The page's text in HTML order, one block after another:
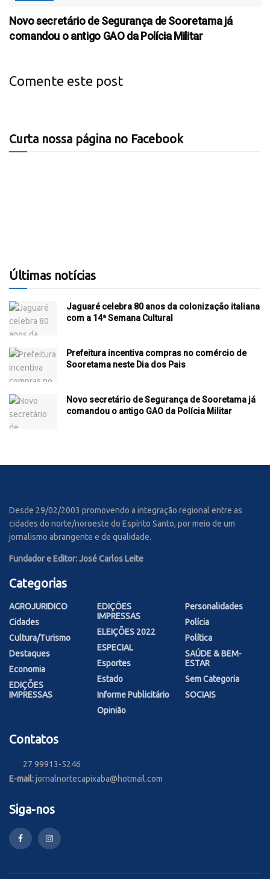
Novo secretário de Segurança de Sooretama já
comandou o antigo GAO da Polícia Militar
Comente este post
Curta nossa página no Facebook
Últimas notícias
Jaguaré celebra 80 anos da colonização italiana
com a 14ª Semana Cultural
Prefeitura incentiva compras no comércio de
Sooretama neste Dia dos Pais
Novo secretário de Segurança de Sooretama já
comandou o antigo GAO da Polícia Militar
Desde 29/02/2003 promovendo a integração regional entre as
cidades do norte/noroeste do Espírito Santo, por meio de um
jornalismo abrangente e de qualidade.
Fundador e Editor: José Carlos Leite
Categorias
AGROJURIDICO
Cidades
Cultura/Turismo
Destaques
Economia
EDIÇÕES
IMPRESSAS
EDIÇÕES
IMPRESSAS
ELEIÇÕES 2022
ESPECIAL
Esportes
Estado
Informe Publicitário
Opinião
Personalidades
Polícia
Política
SAÚDE & BEM-
ESTAR
Sem Categoria
SOCIAIS
Contatos
27 99913-5246
E-mail:jornalnortecapixaba@hotmail.com
Siga-nos